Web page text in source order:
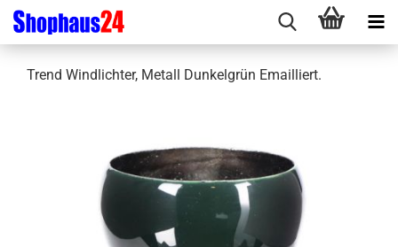
Trend Windlichter, Metall Dunkelgrün Emailliert.